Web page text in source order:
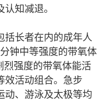
知减退。
括长者在内的成年人
钟中等强度的带氧体
强度的带氧体能活
效活动组合。急步
动、游泳及太极等均